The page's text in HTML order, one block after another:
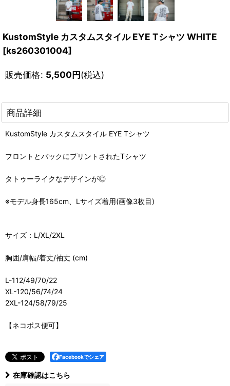
KustomStyle カスタムスタイル EYE Tシャツ WHITE
[ks260301004]
販売価格: 5,500円(税込)
商品詳細
KustomStyle カスタムスタイル EYE Tシャツ
フロントとバックにプリントされたTシャツ
タトゥーライクなデザインが◎
※モデル身長165cm、Lサイズ着用(画像3枚目)
サイズ：L/XL/2XL
胸囲/肩幅/着丈/袖丈 (cm)
L-112/49/70/22
XL-120/56/74/24
2XL-124/58/79/25
【ネコポス便可】
Facebookでシェア
在庫確認はこちら